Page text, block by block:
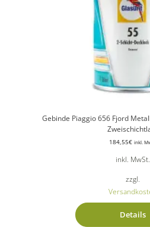
Gebinde Piaggio 656 Fjord
184,55€ inkl.
inkl. MwSt.
zzgl.
Details